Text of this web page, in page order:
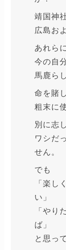
靖国神
広島お
あれら
今の自
馬鹿ら
命を賭
粗末に
別に志
ワシだ
せん。
でも
「楽し
い」
「やり
ば」
と思っ